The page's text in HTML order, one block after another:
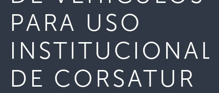
PARA USO
INSTITUCIONAL
DE CORSATUR